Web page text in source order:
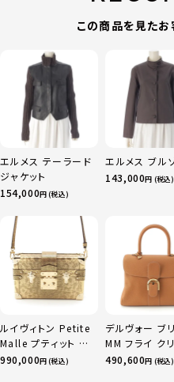
この商品を見た
エルメス テーラード
ジャケット
154,000円 (税込)
エルメス ブル
143,000円 (税込)
ルイヴィトン Petite
Malle プティット マ
ル リザード ショルダ
990,000円 (税込)
デルヴォー ブ
MM フライ ク
ーカーフ
490,600円 (税込)